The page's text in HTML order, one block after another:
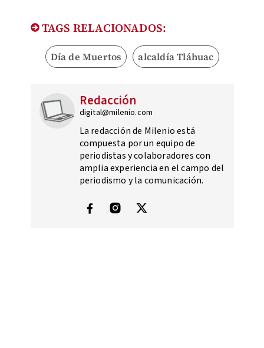
TAGS RELACIONADOS:
Día de Muertos alcaldía Tláhuac
Redacción
digital@milenio.com
La redacción de Milenio está
compuesta por un equipo de
periodistas y colaboradores con
amplia experiencia en el campo del
periodismo y la comunicación.